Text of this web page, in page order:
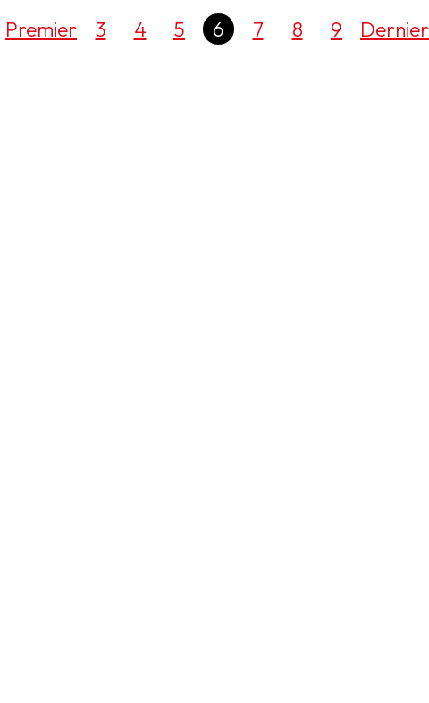
Premier 3 4 5 6 7 8 9 Dernier